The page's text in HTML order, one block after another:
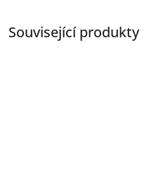
Související produkty